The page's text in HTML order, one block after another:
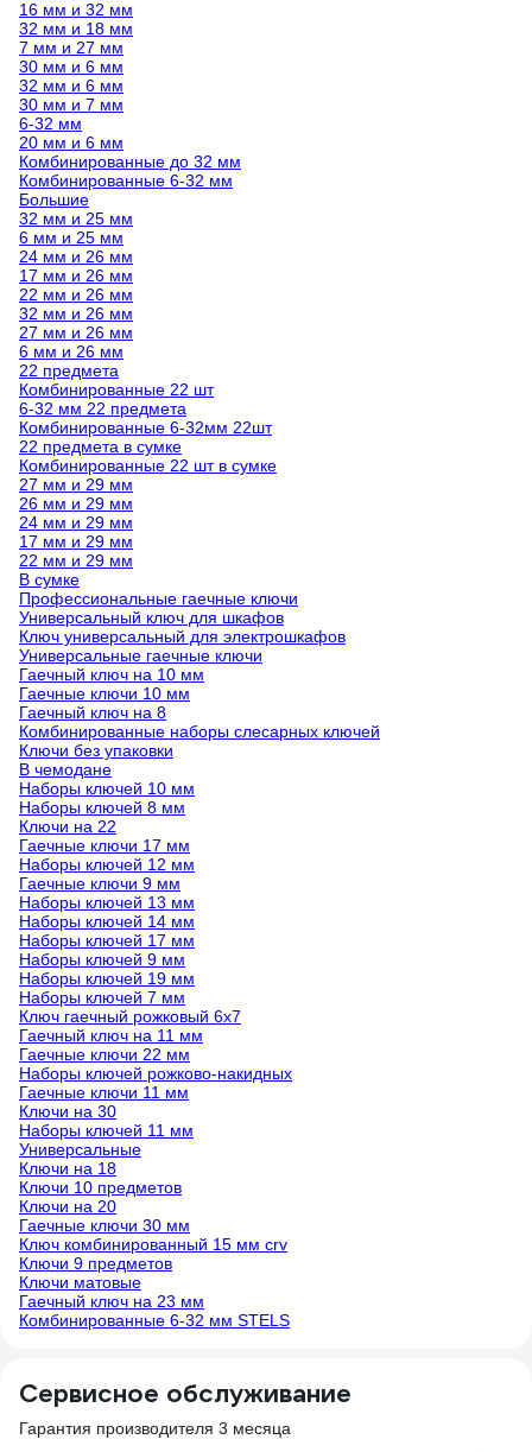
16 мм и 32 мм
32 мм и 18 мм
7 мм и 27 мм
30 мм и 6 мм
32 мм и 6 мм
30 мм и 7 мм
6-32 мм
20 мм и 6 мм
Комбинированные до 32 мм
Комбинированные 6-32 мм
Большие
32 мм и 25 мм
6 мм и 25 мм
24 мм и 26 мм
17 мм и 26 мм
22 мм и 26 мм
32 мм и 26 мм
27 мм и 26 мм
6 мм и 26 мм
22 предмета
Комбинированные 22 шт
6-32 мм 22 предмета
Комбинированные 6-32мм 22шт
22 предмета в сумке
Комбинированные 22 шт в сумке
27 мм и 29 мм
26 мм и 29 мм
24 мм и 29 мм
17 мм и 29 мм
22 мм и 29 мм
В сумке
Профессиональные гаечные ключи
Универсальный ключ для шкафов
Ключ универсальный для электрошкафов
Универсальные гаечные ключи
Гаечный ключ на 10 мм
Гаечные ключи 10 мм
Гаечный ключ на 8
Комбинированные наборы слесарных ключей
Ключи без упаковки
В чемодане
Наборы ключей 10 мм
Наборы ключей 8 мм
Ключи на 22
Гаечные ключи 17 мм
Наборы ключей 12 мм
Гаечные ключи 9 мм
Наборы ключей 13 мм
Наборы ключей 14 мм
Наборы ключей 17 мм
Наборы ключей 9 мм
Наборы ключей 19 мм
Наборы ключей 7 мм
Ключ гаечный рожковый 6х7
Гаечный ключ на 11 мм
Гаечные ключи 22 мм
Наборы ключей рожково-накидных
Гаечные ключи 11 мм
Ключи на 30
Наборы ключей 11 мм
Универсальные
Ключи на 18
Ключи 10 предметов
Ключи на 20
Гаечные ключи 30 мм
Ключ комбинированный 15 мм crv
Ключи 9 предметов
Ключи матовые
Гаечный ключ на 23 мм
Комбинированные 6-32 мм STELS
Сервисное обслуживание
Гарантия производителя 3 месяца